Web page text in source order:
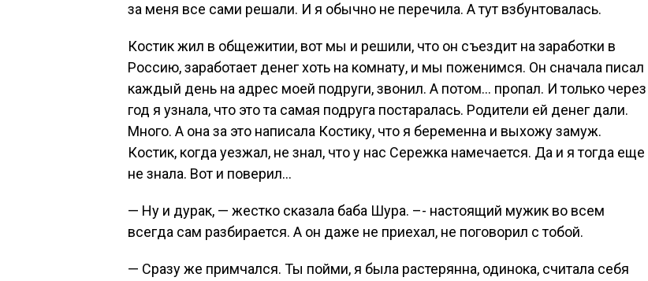
за меня все сами решали. И я обычно не перечила. А тут взбунтовалась.
Костик жил в общежитии, вот мы и решили, что он съездит на заработки в
Россию, заработает денег хоть на комнату, и мы поженимся. Он сначала писал
каждый день на адрес моей подруги, звонил. А потом… пропал. И только через
год я узнала, что это та самая подруга постаралась. Родители ей денег дали.
Много. А она за это написала Костику, что я беременна и выхожу замуж.
Костик, когда уезжал, не знал, что у нас Сережка намечается. Да и я тогда еще
не знала. Вот и поверил…
— Ну и дурак, — жестко сказала баба Шура. –- настоящий мужик во всем
всегда сам разбирается. А он даже не приехал, не поговорил с тобой.
— Сразу же примчался. Ты пойми, я была растерянна, одинока, считала себя